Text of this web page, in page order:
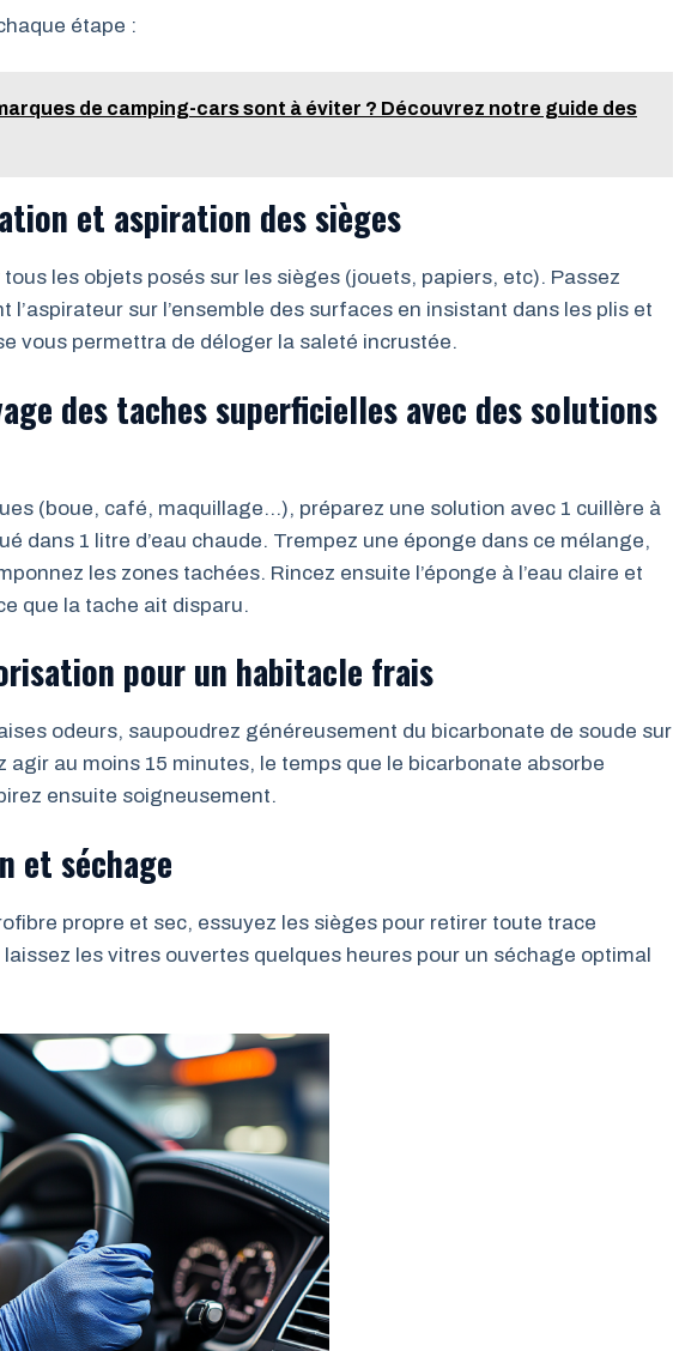
étape :
de camping-cars sont à éviter ? Découvrez notre guide des
et aspiration des sièges
les objets posés sur les sièges (jouets, papiers, etc). Passez
l’aspirateur sur l’ensemble des surfaces en insistant dans les plis et
vous permettra de déloger la saleté incrustée.
des taches superficielles avec des solutions
(boue, café, maquillage…), préparez une solution avec 1 cuillère à
dans 1 litre d’eau chaude. Trempez une éponge dans ce mélange,
les zones tachées. Rincez ensuite l’éponge à l’eau claire et
que la tache ait disparu.
pour un habitacle frais
odeurs, saupoudrez généreusement du bicarbonate de soude sur
agir au moins 15 minutes, le temps que le bicarbonate absorbe
ensuite soigneusement.
et séchage
propre et sec, essuyez les sièges pour retirer toute trace
laissez les vitres ouvertes quelques heures pour un séchage optimal